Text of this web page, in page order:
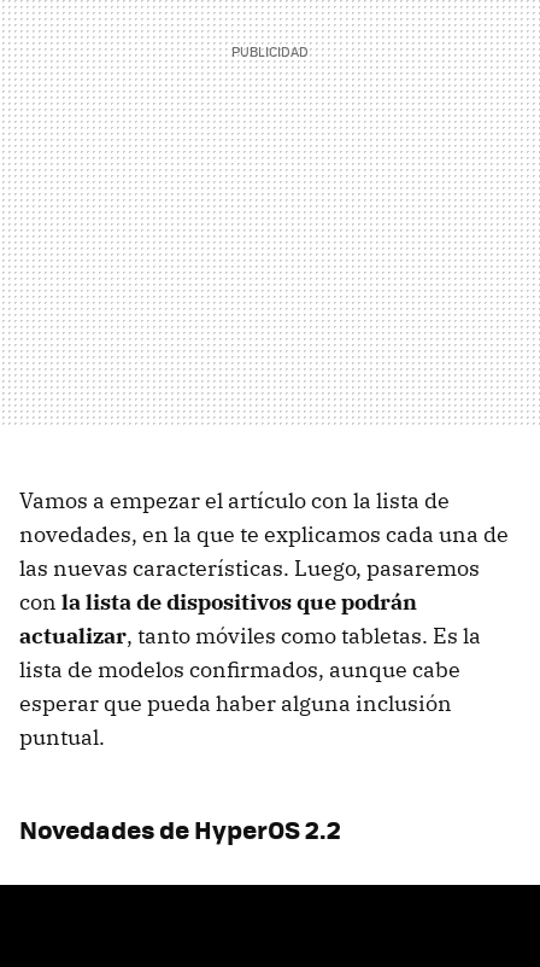
Vamos a empezar el artículo con la lista de
novedades, en la que te explicamos cada una de
las nuevas características. Luego, pasaremos
con la lista de dispositivos que podrán
actualizar, tanto móviles como tabletas. Es la
lista de modelos confirmados, aunque cabe
esperar que pueda haber alguna inclusión
puntual.
Novedades de HyperOS 2.2